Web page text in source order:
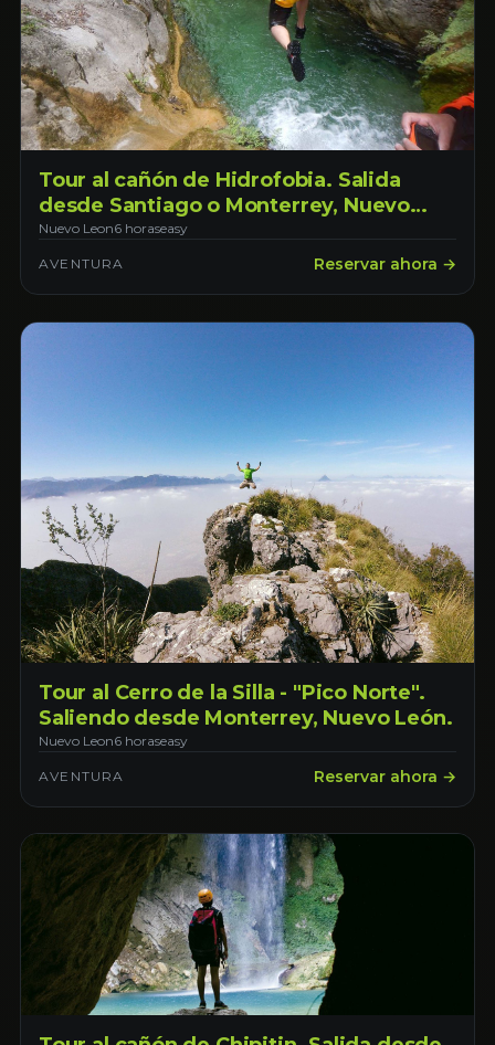
Tour al cañón de Hidrofobia. Salida
desde Santiago o Monterrey, Nuevo
León.
Nuevo Leon6 horaseasy
AVENTURA Reservar ahora →
Tour al Cerro de la Silla - "Pico Norte".
Saliendo desde Monterrey, Nuevo León.
Nuevo Leon6 horaseasy
AVENTURA Reservar ahora →